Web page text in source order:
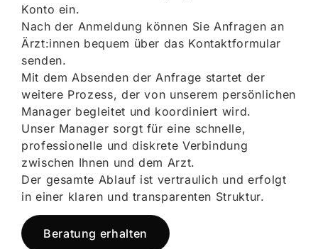
Konto ein.
Nach der Anmeldung können Sie Anfragen an
Ärzt:innen bequem über das Kontaktformular
senden.
Mit dem Absenden der Anfrage startet der
weitere Prozess, der von unserem persönlichen
Manager begleitet und koordiniert wird.
Unser Manager sorgt für eine schnelle,
professionelle und diskrete Verbindung
zwischen Ihnen und dem Arzt.
Der gesamte Ablauf ist vertraulich und erfolgt
in einer klaren und transparenten Struktur.
Beratung erhalten